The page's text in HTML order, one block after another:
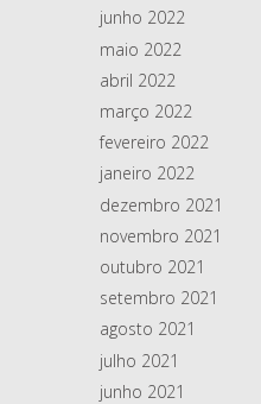
junho 2022
maio 2022
abril 2022
março 2022
fevereiro 2022
janeiro 2022
dezembro 2021
novembro 2021
outubro 2021
setembro 2021
agosto 2021
julho 2021
junho 2021